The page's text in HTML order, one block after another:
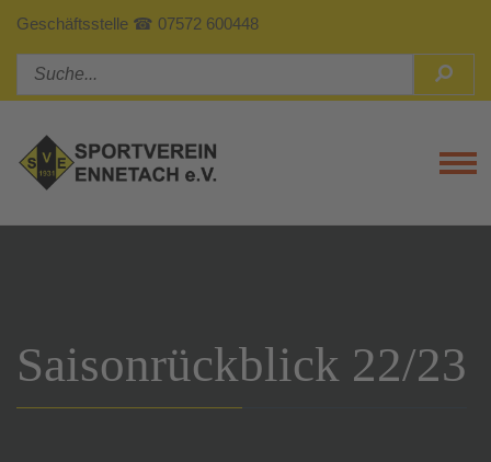
Geschäftsstelle ☎ 07572 600448
Saisonrückblick 22/23